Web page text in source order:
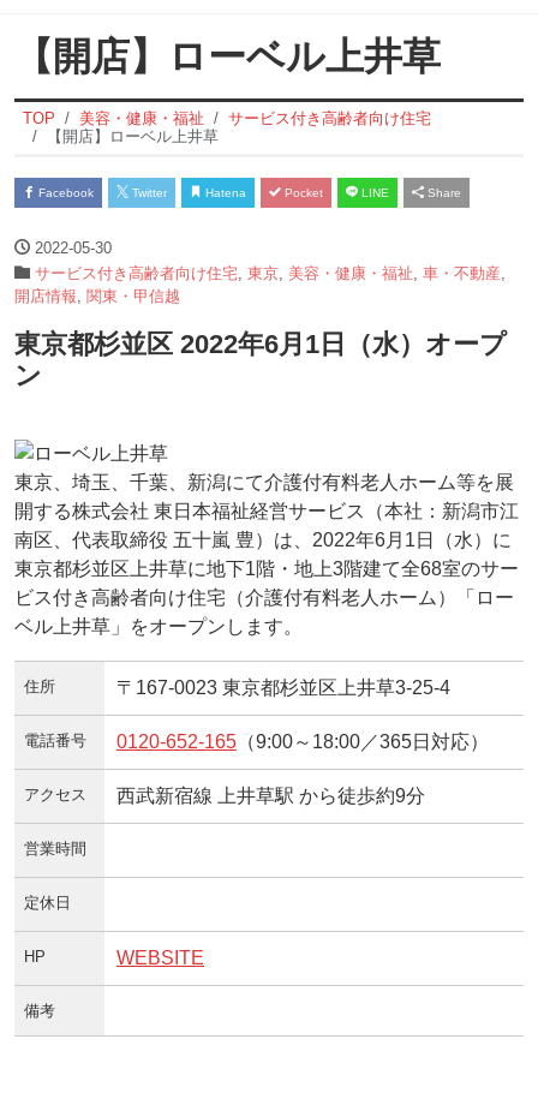
【開店】ローベル上井草
TOP 美容・健康・福祉
サービス付き高齢者向け住宅
【開店】ローベル上井草
Facebook Twitter Hatena Pocket LINE Share
2022-05-30
サービス付き高齢者向け住宅 東京 美容・健康・福祉 車・不動産
開店情報 関東・甲信越
東京都杉並区 2022年6月1日（水）オープ
ン
東京、埼玉、千葉、新潟にて介護付有料老人ホーム等を展
開する株式会社 東日本福祉経営サービス（本社：新潟市江
南区、代表取締役 五十嵐 豊）は、2022年6月1日（水）に
東京都杉並区上井草に地下1階・地上3階建て全68室のサー
ビス付き高齢者向け住宅（介護付有料老人ホーム）「ロー
ベル上井草」をオープンします。
住所 〒167-0023 東京都杉並区上井草3-25-4
電話番号 0120-652-165 （9:00～18:00／365日対応）
アクセス 西武新宿線 上井草駅 から徒歩約9分
営業時間
定休日
HP WEBSITE
備考